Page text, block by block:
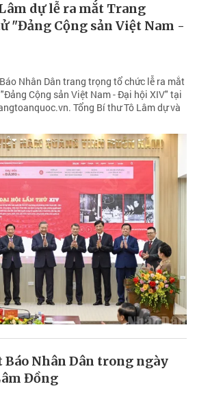
dự lễ ra mắt Trang
"Đảng Cộng sản Việt Nam -
Nhân Dân trang trọng tổ chức lễ ra mắt
Cộng sản Việt Nam - Đại hội XIV" tại
Tổng Bí thư Tô Lâm dự và
Báo Nhân Dân trong ngày
Đồng